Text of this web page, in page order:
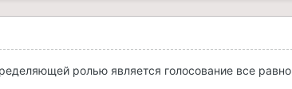
ролью является голосование все равно